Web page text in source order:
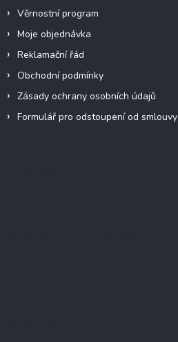
Věrnostní program
Moje objednávka
Reklamační řád
Obchodní podmínky
Zásady ochrany osobních údajů
Formulář pro odstoupení od smlouvy